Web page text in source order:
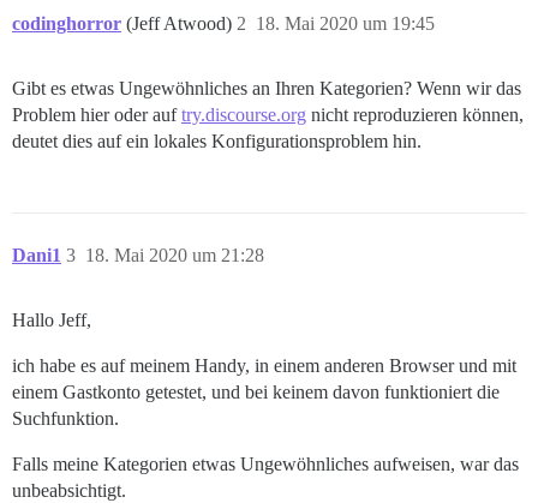
codinghorror (Jeff Atwood) 18. Mai 2020 um 19:45
2
Gibt es etwas Ungewöhnliches an Ihren Kategorien? Wenn wir das
Problem hier oder auftry.discourse.org nicht reproduzieren können,
deutet dies auf ein lokales Konfigurationsproblem hin.
Dani1 18. Mai 2020 um 21:28
3
Hallo Jeff,
ich habe es auf meinem Handy, in einem anderen Browser und mit
einem Gastkonto getestet, und bei keinem davon funktioniert die
Suchfunktion.
Falls meine Kategorien etwas Ungewöhnliches aufweisen, war das
unbeabsichtigt.